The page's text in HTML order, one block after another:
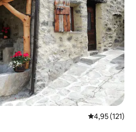
4,95 de uma
4,95 (121)